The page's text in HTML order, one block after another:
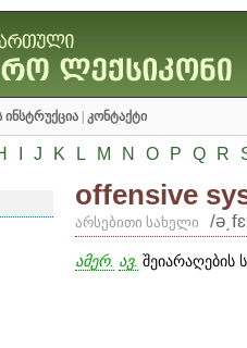
ინსტრუქცია კონტაქტი
J K L M N O P Q R
offensive
არსებითი სახელი /
ამერ. ავ. შეიარაღების